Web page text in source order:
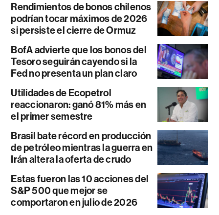
Rendimientos de bonos chilenos
podrían tocar máximos de 2026
si persiste el cierre de Ormuz
BofA advierte que los bonos del
Tesoro seguirán cayendo si la
Fed no presenta un plan claro
Utilidades de Ecopetrol
reaccionaron: ganó 81% más en
el primer semestre
Brasil bate récord en producción
de petróleo mientras la guerra en
Irán altera la oferta de crudo
Estas fueron las 10 acciones del
S&P 500 que mejor se
comportaron en julio de 2026